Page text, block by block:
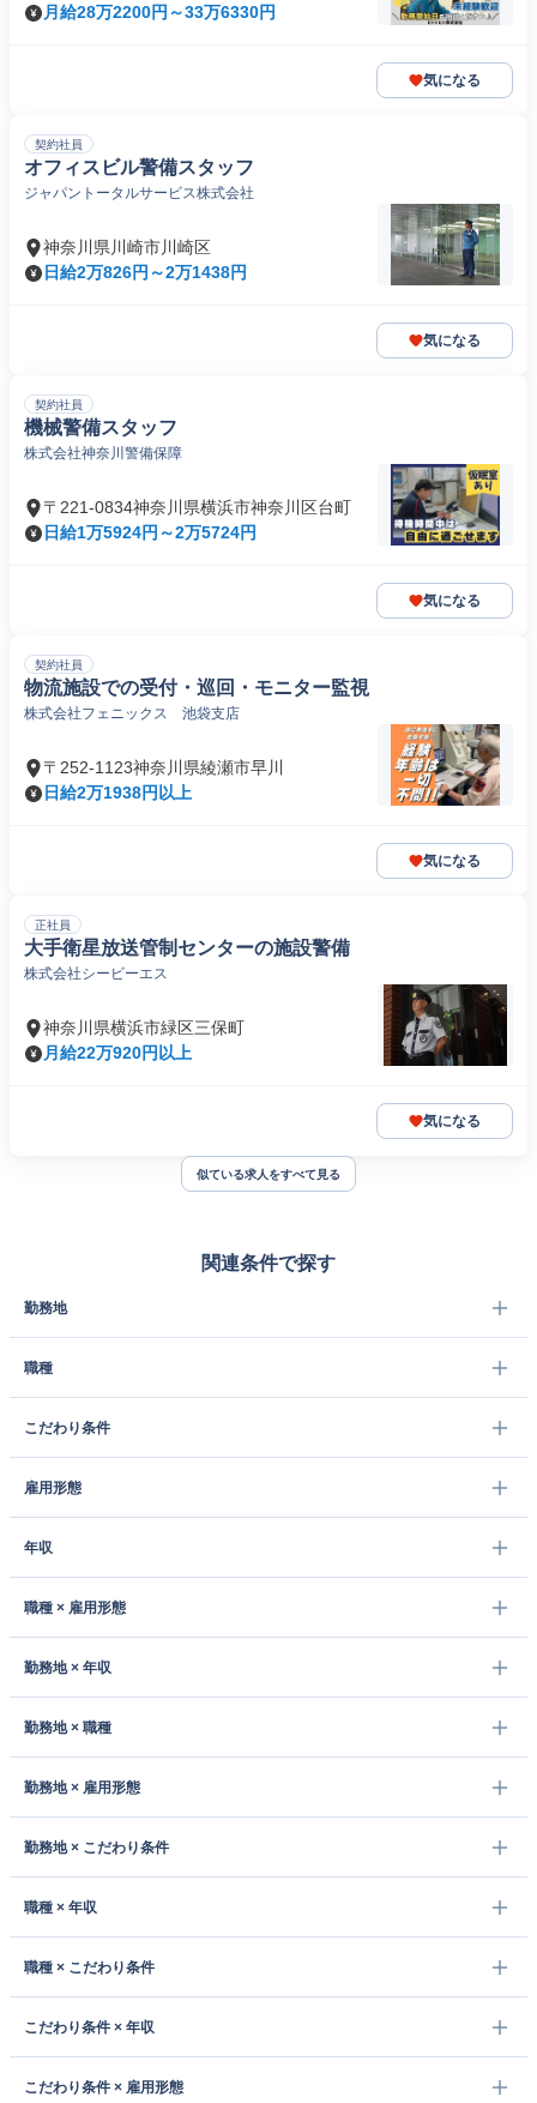
月給28万2200円～33万6330円
気になる
契約社員
オフィスビル警備スタッフ
ジャパントータルサービス株式会社
神奈川県川崎市川崎区
日給2万826円～2万1438円
気になる
契約社員
機械警備スタッフ
株式会社神奈川警備保障
〒221-0834神奈川県横浜市神奈川区台町
日給1万5924円～2万5724円
気になる
契約社員
物流施設での受付・巡回・モニター監視
株式会社フェニックス 池袋支店
〒252-1123神奈川県綾瀬市早川
日給2万1938円以上
気になる
正社員
大手衛星放送管制センターの施設警備
株式会社シービーエス
神奈川県横浜市緑区三保町
月給22万920円以上
気になる
似ている求人をすべて見る
関連条件で探す
勤務地
職種
こだわり条件
雇用形態
年収
職種 × 雇用形態
勤務地 × 年収
勤務地 × 職種
勤務地 × 雇用形態
勤務地 × こだわり条件
職種 × 年収
職種 × こだわり条件
こだわり条件 × 年収
こだわり条件 × 雇用形態